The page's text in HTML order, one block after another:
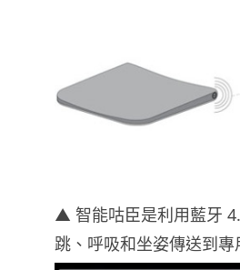
▲ 智能咕臣是利用藍牙
跳、呼吸和坐姿傳送到專